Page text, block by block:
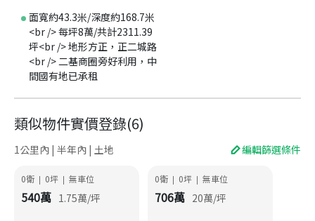
面寬約43.3米/深度約168.7米
<br /> 每坪8萬/共計2311.39
坪<br /> 地形方正，正二城路
<br /> 二基商圈旁好利用，中
間國有地已承租
類似物件實價登錄(6)
1公里內 | 半年內 | 土地 編輯篩選條件
0衛 | 0坪 | 無車位
540萬 1.75萬/坪
0衛 | 0坪 | 無車位
706萬 20萬/坪